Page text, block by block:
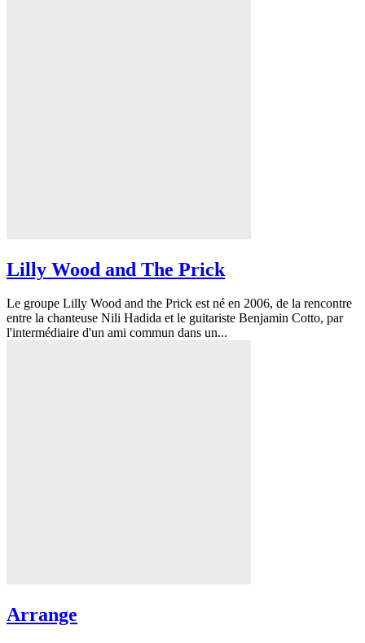
Lilly Wood and The Prick
Le groupe Lilly Wood and the Prick est né en 2006, de la rencontre
entre la chanteuse Nili Hadida et le guitariste Benjamin Cotto, par
l'intermédiaire d'un ami commun dans un...
Arrange